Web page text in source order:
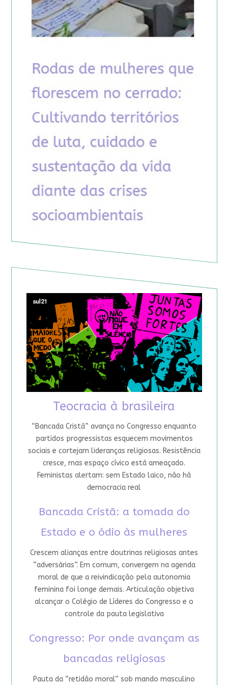
Teocracia à brasileira
“Bancada Cristã” avança no Congresso enquanto
partidos progressistas esquecem movimentos
sociais e cortejam lideranças religiosas. Resistência
cresce, mas espaço cívico está ameaçado.
Feministas alertam: sem Estado laico, não há
democracia real
Bancada Cristã: a tomada do
Estado e o ódio às mulheres
Crescem alianças entre doutrinas religiosas antes
“adversárias”. Em comum, convergem na agenda
moral de que a reivindicação pela autonomia
feminina foi longe demais. Articulação objetiva
alcançar o Colégio de Líderes do Congresso e o
controle da pauta legislativa
Congresso: Por onde avançam as
bancadas religiosas
Pauta da “retidão moral” sob mando masculino